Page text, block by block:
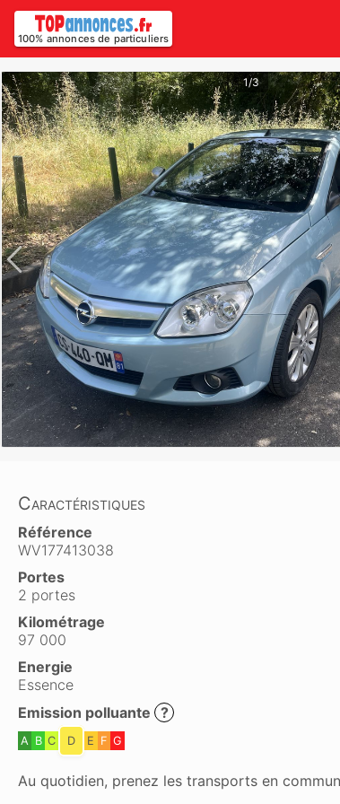
100% annonces de particuliers
1/3
Caractéristiques
Référence
WV177413038
Portes
2 portes
Kilométrage
97 000
Energie
Essence
Emission polluante ?
A B C D E F G
Au quotidien, prenez les transports en